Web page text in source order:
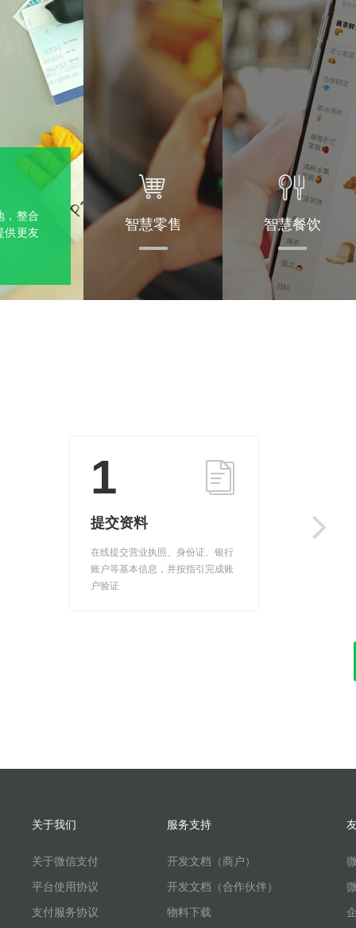
，整合
供更友
智慧零售 智慧餐饮
1
提交资料
在线提交营业执照、身份证、银行
账户等基本信息，并按指引完成账
户验证
关于我们
关于微信支付
平台使用协议
支付服务协议
服务支持
开发文档（商户）
开发文档（合作伙伴）
物料下载